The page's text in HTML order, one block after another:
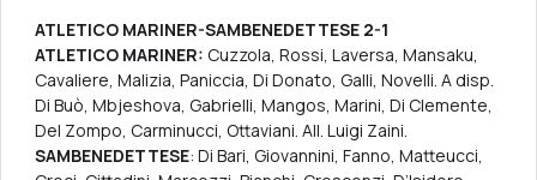
ATLETICO MARINER-SAMBENEDETTESE 2-1
ATLETICO MARINER: Cuzzola, Rossi, Laversa, Mansaku,
Cavaliere, Malizia, Paniccia, Di Donato, Galli, Novelli. A disp.
Di Buò, Mbjeshova, Gabrielli, Mangos, Marini, Di Clemente,
Del Zompo, Carminucci, Ottaviani. All. Luigi Zaini.
SAMBENEDETTESE: Di Bari, Giovannini, Fanno, Matteucci,